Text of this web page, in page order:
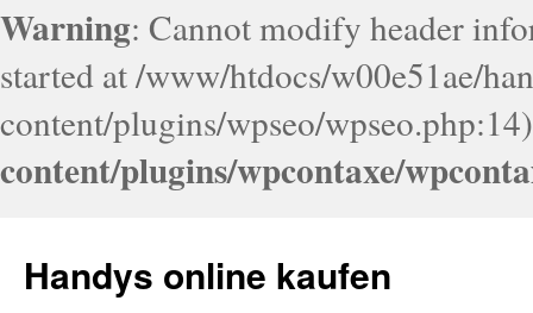
Warning: Cannot modify header
started at /www/htdocs/w00e51ae/
content/plugins/wpseo/
content/plugins/wpcontaxe/
Handys online kaufen